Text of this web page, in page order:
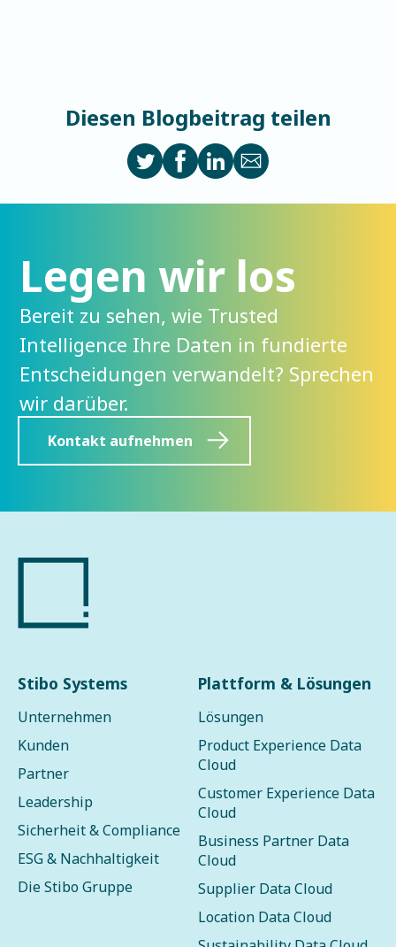
Diesen Blogbeitrag teilen
Legen wir los
Bereit zu sehen, wie Trusted
Intelligence Ihre Daten in fundierte
Entscheidungen verwandelt? Sprechen
wir darüber.
Kontakt aufnehmen
Stibo Systems
Unternehmen
Kunden
Partner
Leadership
Sicherheit & Compliance
ESG & Nachhaltigkeit
Die Stibo Gruppe
Plattform & Lösungen
Lösungen
Product Experience Data
Cloud
Customer Experience Data
Cloud
Business Partner Data
Cloud
Supplier Data Cloud
Location Data Cloud